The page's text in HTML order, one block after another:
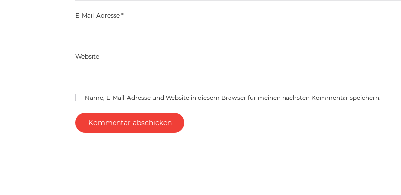
E-Mail-Adresse *
Website
Name, E-Mail-Adresse und Website in diesem Browser für meinen nächsten Kommentar speichern.
Kommentar abschicken